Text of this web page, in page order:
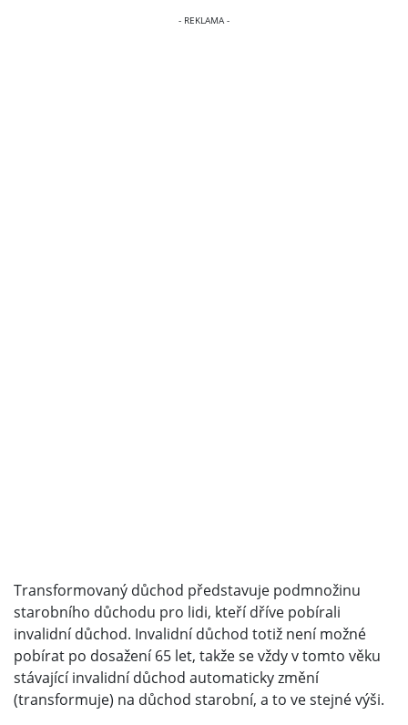
Transformovaný důchod představuje podmnožinu
starobního důchodu pro lidi, kteří dříve pobírali
invalidní důchod. Invalidní důchod totiž není možné
pobírat po dosažení 65 let, takže se vždy v tomto věku
stávající invalidní důchod automaticky změní
(transformuje) na důchod starobní, a to ve stejné výši.